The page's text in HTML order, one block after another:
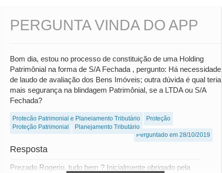
PERGUNTA VINDA DO APP
Bom dia, estou no processo de constituição de uma Holding
Patrimônial na forma de S/A Fechada , pergunto: Há necessidade
de laudo de avaliação dos Bens Imóveis; outra dúvida é qual teria
mais segurança na blindagem Patrimônial, se a LTDA ou S/A
Fechada?
Proteção Patrimonial e Planejamento Tributário
Proteção
Proteção Patrimonial
Planejamento Tributário
Perguntado em 28/10/2019
Resposta
Prezado Rogerio, tudo bem ? Inicialmente obrigado pela